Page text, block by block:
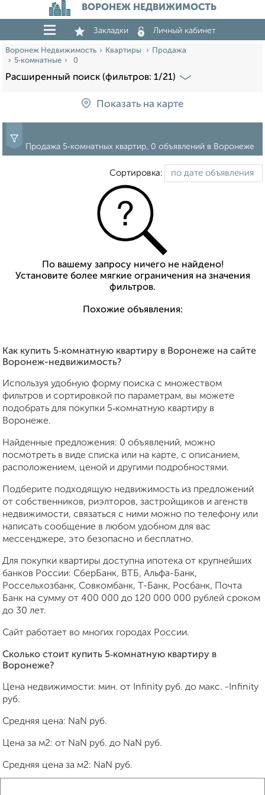
ВОРОНЕЖ НЕДВИЖИМОСТЬ
Закладки Личный кабинет
Воронеж Недвижимость Квартиры
Продажа
5‑комнатные
0
Расширенный поиск (фильтров: 1/21)
Показать на карте
Продажа 5‑комнатных квартир, 0 объявлений в Воронеже
Сортировка:
По вашему запросу ничего не найдено!
Установите более мягкие ограничения на значения
фильтров.
Похожие объявления:
Как купить 5‑комнатную квартиру в Воронеже на сайте
Воронеж-недвижимость?
Используя удобную форму поиска с множеством
фильтров и сортировкой по параметрам, вы можете
подобрать для покупки 5‑комнатную квартиру в
Воронеже.
Найденные предложения: 0 объявлений, можно
посмотреть в виде списка или на карте, с описанием,
расположением, ценой и другими подробностями.
Подберите подходящую недвижимость из предложений
от собственников, риэлторов, застройщиков и агенств
недвижимости, связаться с ними можно по телефону или
написать сообщение в любом удобном для вас
мессенджере, это безопасно и бесплатно.
Для покупки квартиры доступна ипотека от крупнейших
банков России: СберБанк, ВТБ, Альфа-Банк,
Россельхозбанк, Совкомбанк, Т-Банк, Росбанк, Почта
Банк на сумму от 400 000 до 120 000 000 рублей сроком
до 30 лет.
Сайт работает во многих городах России.
Сколько стоит купить 5‑комнатную квартиру в
Воронеже?
Цена недвижимости: мин. от Infinity руб. до макс. -Infinity
руб.
Средняя цена: NaN руб.
Цена за м2: от NaN руб. до NaN руб.
Средняя цена за м2: NaN руб.